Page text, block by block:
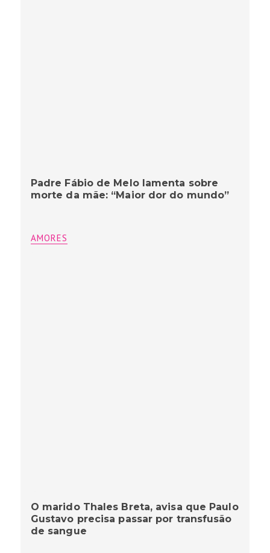
Padre Fábio de Melo lamenta sobre
morte da mãe: “Maior dor do mundo”
AMORES
O marido Thales Breta, avisa que Paulo
Gustavo precisa passar por transfusão
de sangue